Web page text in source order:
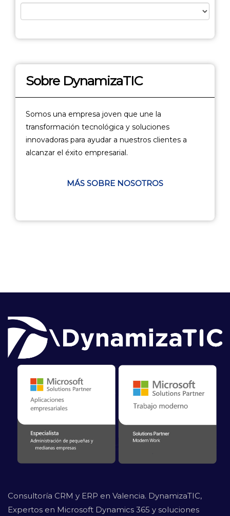
Sobre DynamizaTIC
Somos una empresa joven que une la
transformación tecnológica y soluciones
innovadoras para ayudar a nuestros clientes a
alcanzar el éxito empresarial.
MÁS SOBRE NOSOTROS
Consultoría CRM y ERP en Valencia. DynamizaTIC,
Expertos en Microsoft Dynamics 365 y soluciones